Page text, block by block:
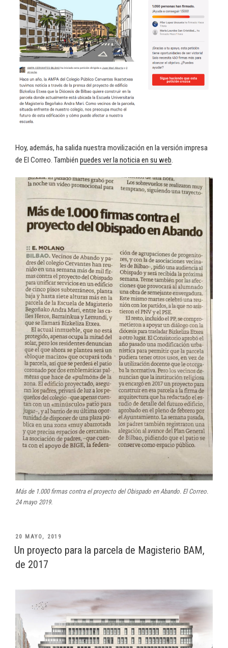
Hoy, además, ha salida nuestra movilización en la versión impresa
de El Correo. También puedes ver la noticia en su web.
Más de 1.000 firmas contra el proyecto del Obispado en Abando. El Correo.
24 mayo 2019.
PUBLICADO
EL
20 MAYO, 2019
Un proyecto para la parcela de Magisterio BAM,
de 2017